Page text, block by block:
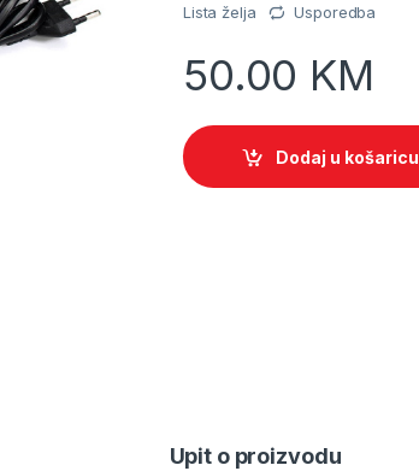
Lista želja Usporedba
50.00 KM
Dodaj u košaricu
Upit o proizvodu